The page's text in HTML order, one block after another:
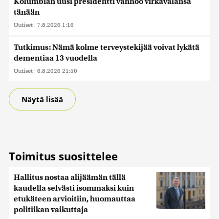
tänään
Uutiset | 7.8.2026 1:16
Tutkimus: Nämä kolme terveystekijää voivat lykätä
dementiaa 13 vuodella
Uutiset | 6.8.2026 21:50
Näytä lisää
Toimitus suosittelee
Hallitus nostaa alijäämän tällä
kaudella selvästi isommaksi kuin
etukäteen arvioitiin, huomauttaa
politiikan vaikuttaja